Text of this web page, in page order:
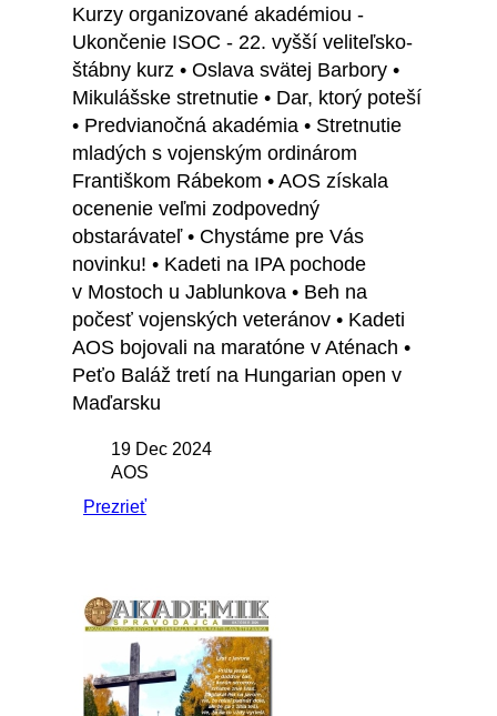
Kurzy organizované akadémiou -
Ukončenie ISOC - 22. vyšší veliteľsko-
štábny kurz • Oslava svätej Barbory •
Mikulášske stretnutie • Dar, ktorý poteší
• Predvianočná akadémia • Stretnutie
mladých s vojenským ordinárom
Františkom Rábekom • AOS získala
ocenenie veľmi zodpovedný
obstarávateľ • Chystáme pre Vás
novinku! • Kadeti na IPA pochode
v Mostoch u Jablunkova • Beh na
počesť vojenských veteránov • Kadeti
AOS bojovali na maratóne v Aténach •
Peťo Baláž tretí na Hungarian open v
Maďarsku
19 Dec 2024
AOS
Prezrieť